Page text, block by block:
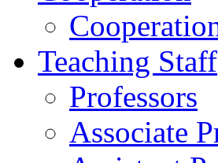
Teaching Staff
Professors
Associate